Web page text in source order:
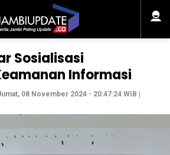
Sosialisasi
Informasi
08 November 2024 - 20:47:24 WIB